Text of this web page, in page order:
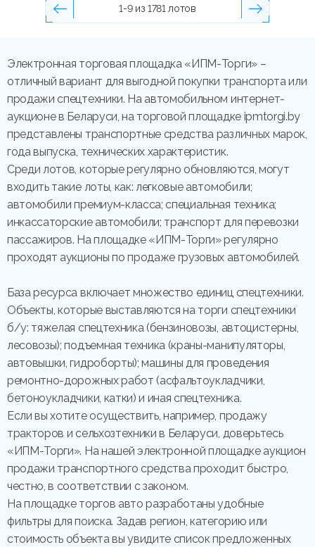
1-9 из 1781 лотов
Электронная торговая площадка «ИПМ-Торги» –
отличный вариант для выгодной покупки транспорта или
продажи спецтехники. На автомобильном интернет-
аукционе в Беларуси, на торговой площадке ipmtorgi.by
представлены транспортные средства различных марок,
года выпуска, технических характеристик.
Среди лотов, которые регулярно обновляются, могут
входить такие лоты, как: легковые автомобили;
автомобили премиум-класса; специальная техника;
инкассаторские автомобили; транспорт для перевозки
пассажиров. На площадке «ИПМ-Торги» регулярно
проходят аукционы по продаже грузовых автомобилей.
База ресурса включает множество единиц спецтехники.
Объекты, которые выставляются на торги спецтехники
б/у: тяжелая спецтехника (бензиновозы, автоцистерны,
лесовозы); подъемная техника (краны-манипуляторы,
автовышки, гидроборты); машины для проведения
ремонтно-дорожных работ (асфальтоукладчики,
бетоноукладчики, катки) и иная спецтехника.
Если вы хотите осуществить, например, продажу
тракторов и сельхозтехники в Беларуси, доверьтесь
«ИПМ-Торги». На нашей электронной площадке аукцион
продажи транспортного средства проходит быстро,
честно, в соответствии с законом.
На площадке торгов авто разработаны удобные
фильтры для поиска. Задав регион, категорию или
стоимость объекта вы увидите список предложенных